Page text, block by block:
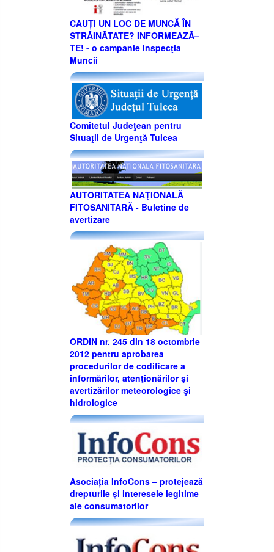
CAUȚI UN LOC DE MUNCĂ ÎN
STRĂINĂTATE? INFORMEAZĂ–
TE! - o campanie Inspecţia
Muncii
Comitetul Judeţean pentru
Situaţii de Urgenţă Tulcea
AUTORITATEA NAŢIONALĂ
FITOSANITARĂ - Buletine de
avertizare
ORDIN nr. 245 din 18 octombrie
2012 pentru aprobarea
procedurilor de codificare a
informărilor, atenţionărilor şi
avertizărilor meteorologice şi
hidrologice
Asociația InfoCons – protejează
drepturile și interesele legitime
ale consumatorilor